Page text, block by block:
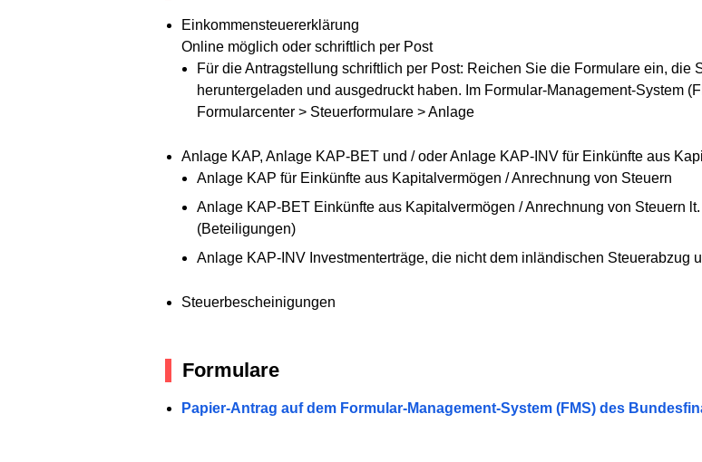
Einkommensteuererklärung
Online möglich oder schriftlich per Post
Für die Antragstellung schriftlich per Post: Reichen Sie die Formulare ein, die
heruntergeladen und ausgedruckt haben. Im Formular-Management-System
Formularcenter > Steuerformulare > Anlage
Anlage KAP, Anlage KAP-BET und / oder Anlage KAP-INV für Einkünfte aus
Anlage KAP für Einkünfte aus Kapitalvermögen / Anrechnung von Steuern
Anlage KAP-BET Einkünfte aus Kapitalvermögen / Anrechnung von Steuern
(Beteiligungen)
Anlage KAP-INV Investmenterträge, die nicht dem inländischen Steuerabzug
Steuerbescheinigungen
Formulare
Papier-Antrag auf dem Formular-Management-System (FMS) des